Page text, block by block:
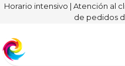
Horario intensivo | Atención al
de pedidos